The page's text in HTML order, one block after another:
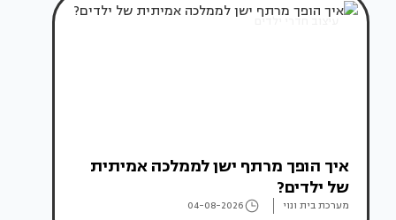
עיצוב חדרי ילדים
איך הופך מרתף ישן לממלכה אמיתית
של ילדים?
מערכת בית ונוי 04-08-2026